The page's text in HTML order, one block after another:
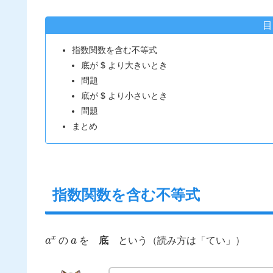
指数関数を含む不等式
底が $ より大きいとき
問題
底が $ より小さいとき
問題
まとめ
指数関数を含む不等式
x
の を 底という（読み方は「てい」）